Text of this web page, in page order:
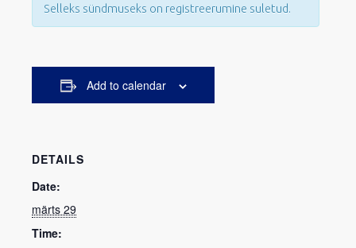
Selleks sündmuseks on registreerumine suletud.
Add to calendar
DETAILS
Date:
märts 29
Time: